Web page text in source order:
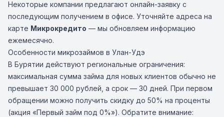
Некоторые компании предлагают онлайн-заявку с
последующим получением в офисе. Уточняйте адреса на
карте Микрокредито — мы обновляем информацию
ежемесячно.
Особенности микрозаймов в Улан-Удэ
В Бурятии действуют региональные ограничения:
максимальная сумма займа для новых клиентов обычно не
превышает 30 000 рублей, а срок — 30 дней. При первом
обращении можно получить скидку до 50% на проценты
(акция «Первый займ под 0%»). Обратите внимание: